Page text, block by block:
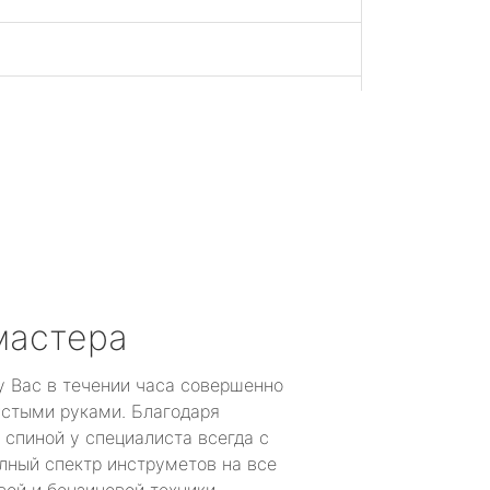
Вас в течении часа совершенно
руками. Благодаря
у специалиста всегда с
спектр инструметов на все